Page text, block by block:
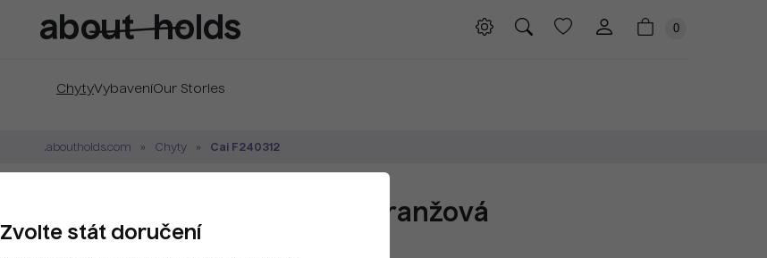
ChytyVybaveníOur Stories
0
.aboutholds.com Chyty Cai F240312
CAI F240312 Fluoro Oranžová
Zvolte stát doručení